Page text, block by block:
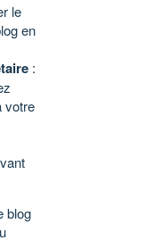
le
en
:
votre
blog